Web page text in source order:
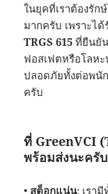
ในยุคที่เราต้องรัก
มากครับ เพราะไ
TRGS 615 ที่ยืนยั
ฟอสเฟตหรือโลห
ปลอดภัยทั้งต่อพนั
ครับ
ที่ GreenVCI
พร้อมส่งนะครับ
• สต็อกแน่น: เรา